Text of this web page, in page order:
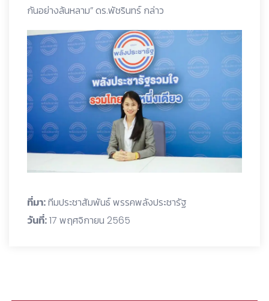
กันอย่างล้นหลาม” ดร.พัชรินทร์ กล่าว
ที่มา:ทีมประชาสัมพันธ์ พรรคพลังประชารัฐ
วันที่:17 พฤศจิกายน 2565